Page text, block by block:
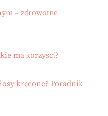
– zdrowotne
ma korzyści?
kręcone? Poradnik